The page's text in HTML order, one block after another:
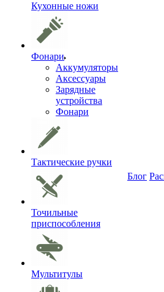
Кухонные ножи
Фонари
Аккумуляторы
Аксессуары
Зарядные
устройства
Фонари
Тактические ручки
Точильные
приспособления
Мультитулы
Блог